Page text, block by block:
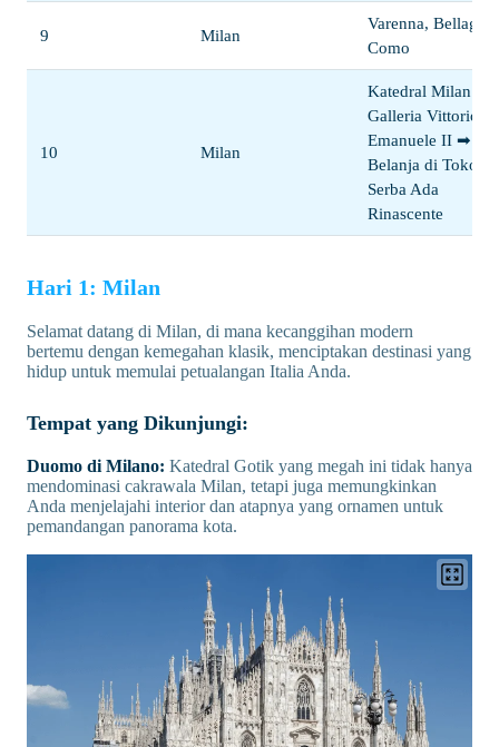
9 Milan
Varenna, Bellagio,
Como
10 Milan
Katedral Milan ➡
Galleria Vittorio
Emanuele II ➡
Belanja di Toko
Serba Ada
Rinascente
Hari 1: Milan
Selamat datang di Milan, di mana kecanggihan modern
bertemu dengan kemegahan klasik, menciptakan destinasi yang
hidup untuk memulai petualangan Italia Anda.
Tempat yang Dikunjungi:
Duomo di Milano: Katedral Gotik yang megah ini tidak hanya
mendominasi cakrawala Milan, tetapi juga memungkinkan
Anda menjelajahi interior dan atapnya yang ornamen untuk
pemandangan panorama kota.